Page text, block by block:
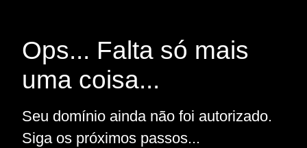
Ops... Falta só mais
uma coisa...
Seu domínio ainda não foi autorizado.
Siga os próximos passos...